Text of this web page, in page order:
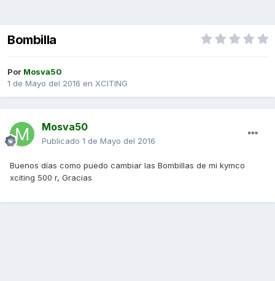
Bombilla
Por Mosva50
1 de Mayo del 2016 en XCITING
Mosva50
Publicado 1 de Mayo del 2016
Buenos días como puedo cambiar las Bombillas de mi kymco
xciting 500 r, Gracias